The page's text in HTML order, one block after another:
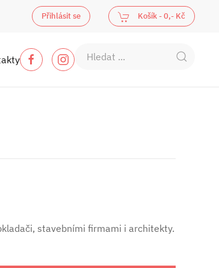
Přihlásit se Košík -0,- Kč
stavebními firmami i architekty.